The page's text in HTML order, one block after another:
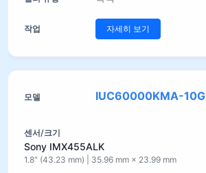
자세히 보기
IUC60000KMA-10G
Sony IMX455ALK
1.8" (43.23 mm) | 35.96 mm × 23.99 mm